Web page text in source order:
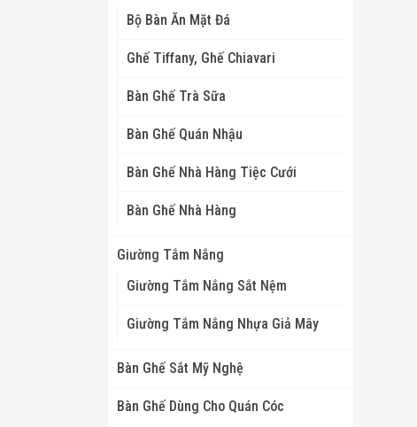
Bộ Bàn Ăn Mặt Đá
Ghế Tiffany, Ghế Chiavari
Bàn Ghế Trà Sữa
Bàn Ghế Quán Nhậu
Bàn Ghế Nhà Hàng Tiệc Cưới
Bàn Ghế Nhà Hàng
Giường Tắm Nắng
Giường Tắm Nắng Sắt Nệm
Giường Tắm Nắng Nhựa Giả Mây
Bàn Ghế Sắt Mỹ Nghệ
Bàn Ghế Dùng Cho Quán Cóc